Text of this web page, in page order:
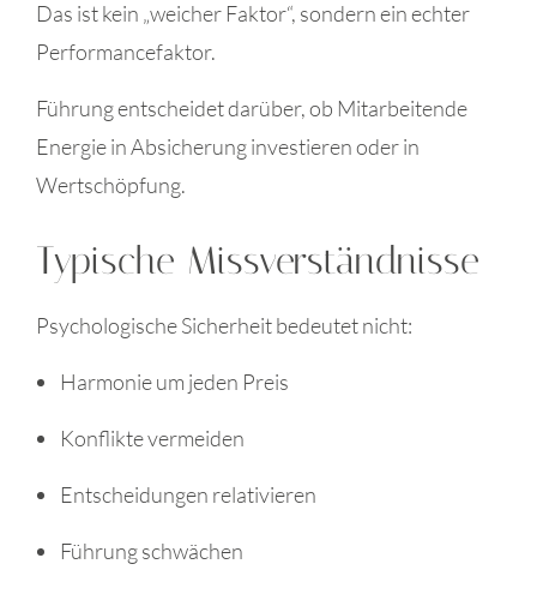
Das ist kein „weicher Faktor“, sondern ein echter
Performancefaktor.
Führung entscheidet darüber, ob Mitarbeitende
Energie in Absicherung investieren oder in
Wertschöpfung.
Typische Missverständnisse
Psychologische Sicherheit bedeutet nicht:
Harmonie um jeden Preis
Konflikte vermeiden
Entscheidungen relativieren
Führung schwächen